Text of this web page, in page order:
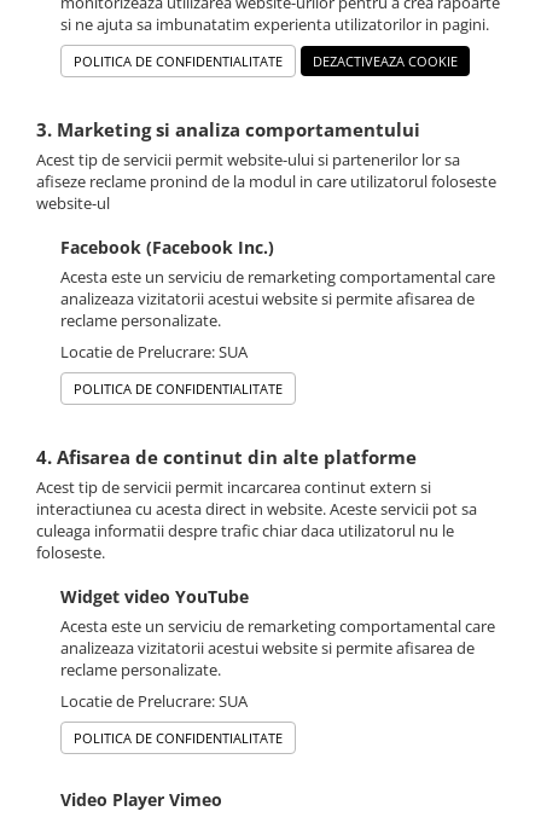
si ne ajuta sa imbunatatim experienta utilizatorilor in pagini.
POLITICA DE CONFIDENTIALITATE DEZACTIVEAZA COOKIE
3. Marketing si analiza comportamentului
Acest tip de servicii permit website-ului si partenerilor lor sa
afiseze reclame pronind de la modul in care utilizatorul foloseste
website-ul
Facebook (Facebook Inc.)
Acesta este un serviciu de remarketing comportamental care
analizeaza vizitatorii acestui website si permite afisarea de
reclame personalizate.
Locatie de Prelucrare: SUA
POLITICA DE CONFIDENTIALITATE
4. Afisarea de continut din alte platforme
Acest tip de servicii permit incarcarea continut extern si
interactiunea cu acesta direct in website. Aceste servicii pot sa
culeaga informatii despre trafic chiar daca utilizatorul nu le
foloseste.
Widget video YouTube
Acesta este un serviciu de remarketing comportamental care
analizeaza vizitatorii acestui website si permite afisarea de
reclame personalizate.
Locatie de Prelucrare: SUA
POLITICA DE CONFIDENTIALITATE
Video Player Vimeo